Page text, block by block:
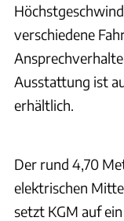
verschiedene
Ausstattung ist
erhältlich.
Der rund 4,70
elektrischen
setzt KGM auf